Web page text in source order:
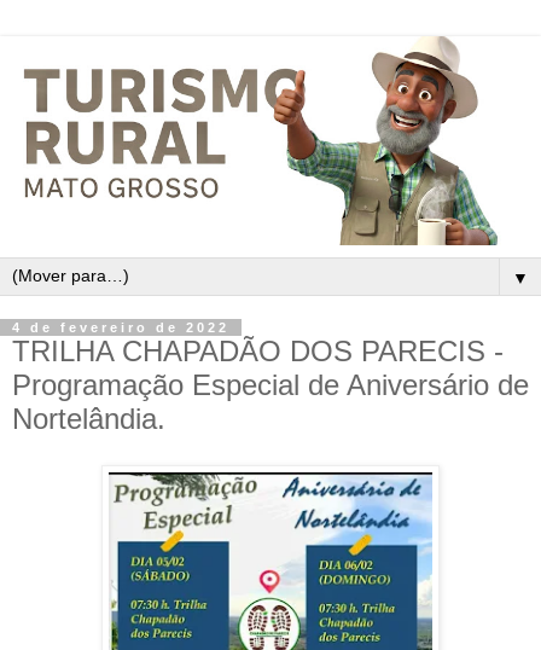
▼
4 de fevereiro de 2022
TRILHA CHAPADÃO DOS PARECIS -
Programação Especial de Aniversário de
Nortelândia.